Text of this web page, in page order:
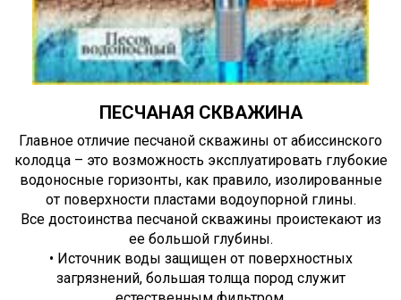
ПЕСЧАНАЯ СКВАЖИНА
Главное отличие песчаной скважины от абиссинского
колодца – это возможность эксплуатировать глубокие
водоносные горизонты, как правило, изолированные
от поверхности пластами водоупорной глины.
Все достоинства песчаной скважины проистекают из
ее большой глубины.
• Источник воды защищен от поверхностных
загрязнений, большая толща пород служит